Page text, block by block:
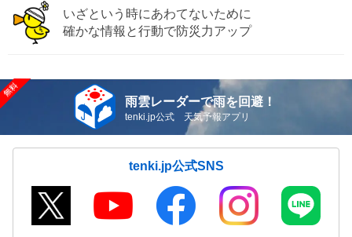
いざという時にあわてないために
確かな情報と行動で防災力アップ
雨雲レーダーで雨を回避！
tenki.jp公式 天気予報アプリ
tenki.jp公式SNS